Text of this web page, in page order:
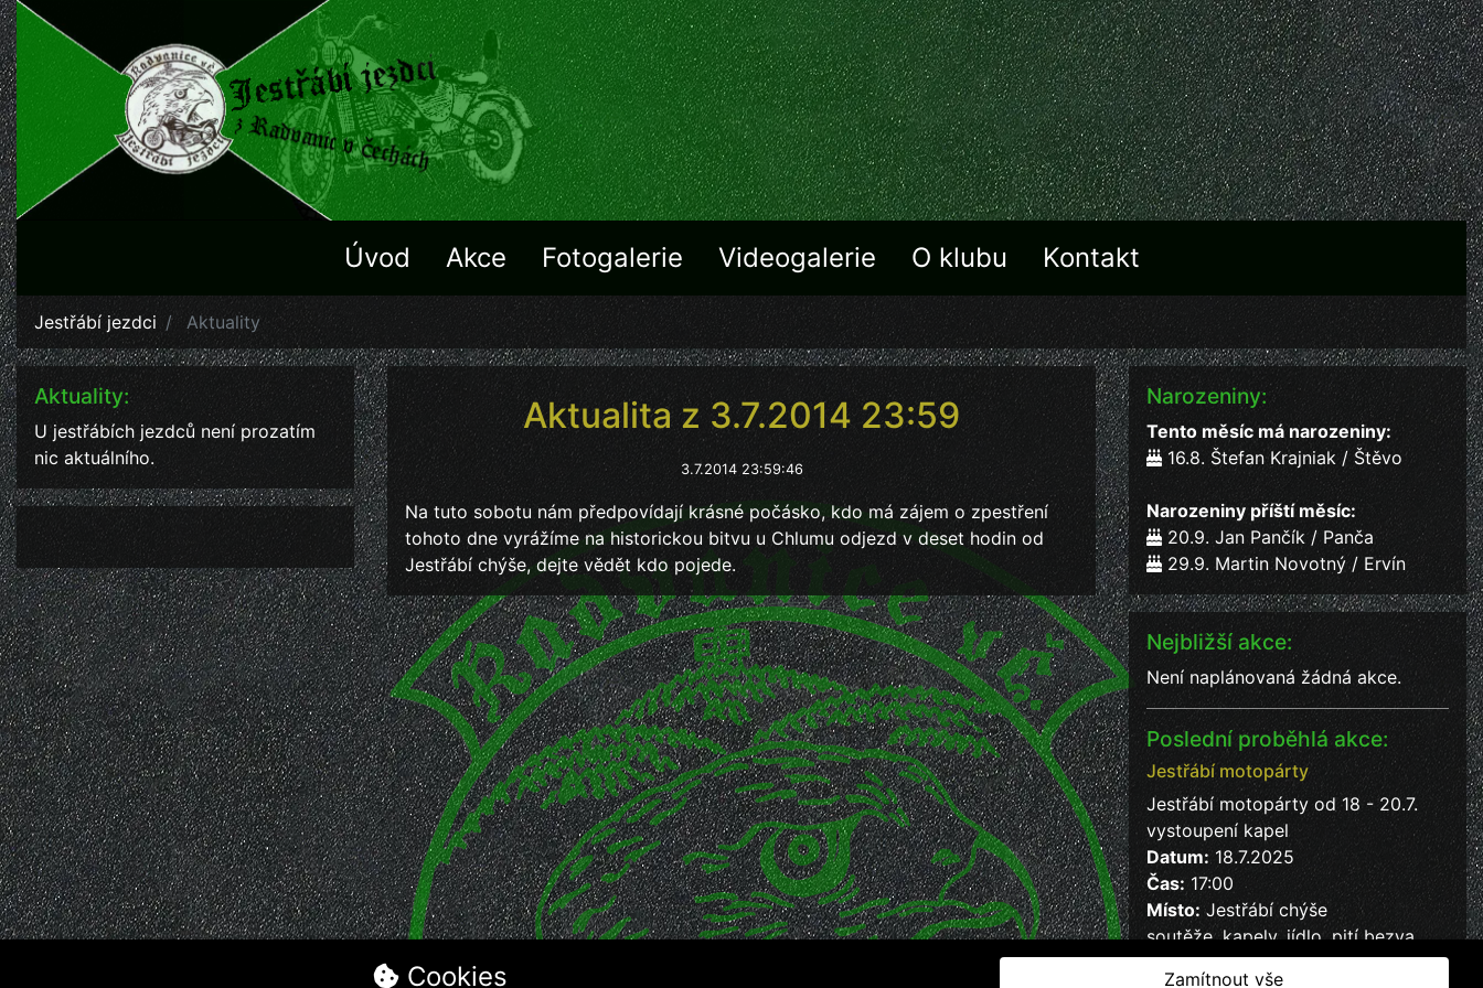
Úvod Akce Fotogalerie Videogalerie O klubu Kontakt
Jestřábí jezdci Aktuality
Aktuality:
U jestřábích jezdců není prozatím
nic aktuálního.
Aktualita z 3.7.2014 23:59
3.7.2014 23:59:46
Na tuto sobotu nám předpovídají krásné počásko, kdo má zájem o zpestření
tohoto dne vyrážíme na historickou bitvu u Chlumu odjezd v deset hodin od
Jestřábí chýše, dejte vědět kdo pojede.
Narozeniny:
Tento měsíc má narozeniny:
16.8. Štefan Krajniak / Štěvo
Narozeniny příští měsíc:
20.9. Jan Pančík / Panča
29.9. Martin Novotný / Ervín
Nejbližší akce:
Není naplánovaná žádná akce.
Poslední proběhlá akce:
Jestřábí motopárty
Jestřábí motopárty od 18 - 20.7.
vystoupení kapel
Datum:18.7.2025
Čas: 17:00
Místo: Jestřábí chýše
soutěže, kapely, jídlo, pití bezva
kalba
Cookies Zamítnout vše